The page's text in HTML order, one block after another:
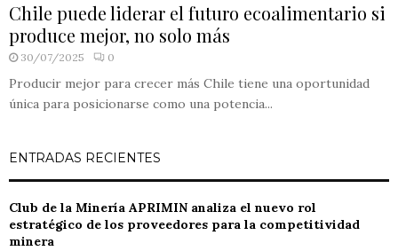
Chile puede liderar el futuro ecoalimentario si
produce mejor, no solo más
30/07/2025 0
Producir mejor para crecer más Chile tiene una oportunidad
única para posicionarse como una potencia...
ENTRADAS RECIENTES
Club de la Minería APRIMIN analiza el nuevo rol
estratégico de los proveedores para la competitividad
minera